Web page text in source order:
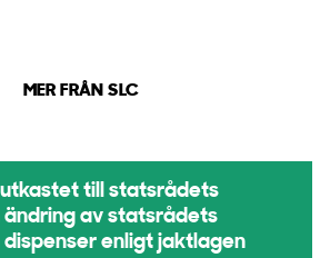
MER FRÅN SLC
till statsrådets
av statsrådets
enligt jaktlagen